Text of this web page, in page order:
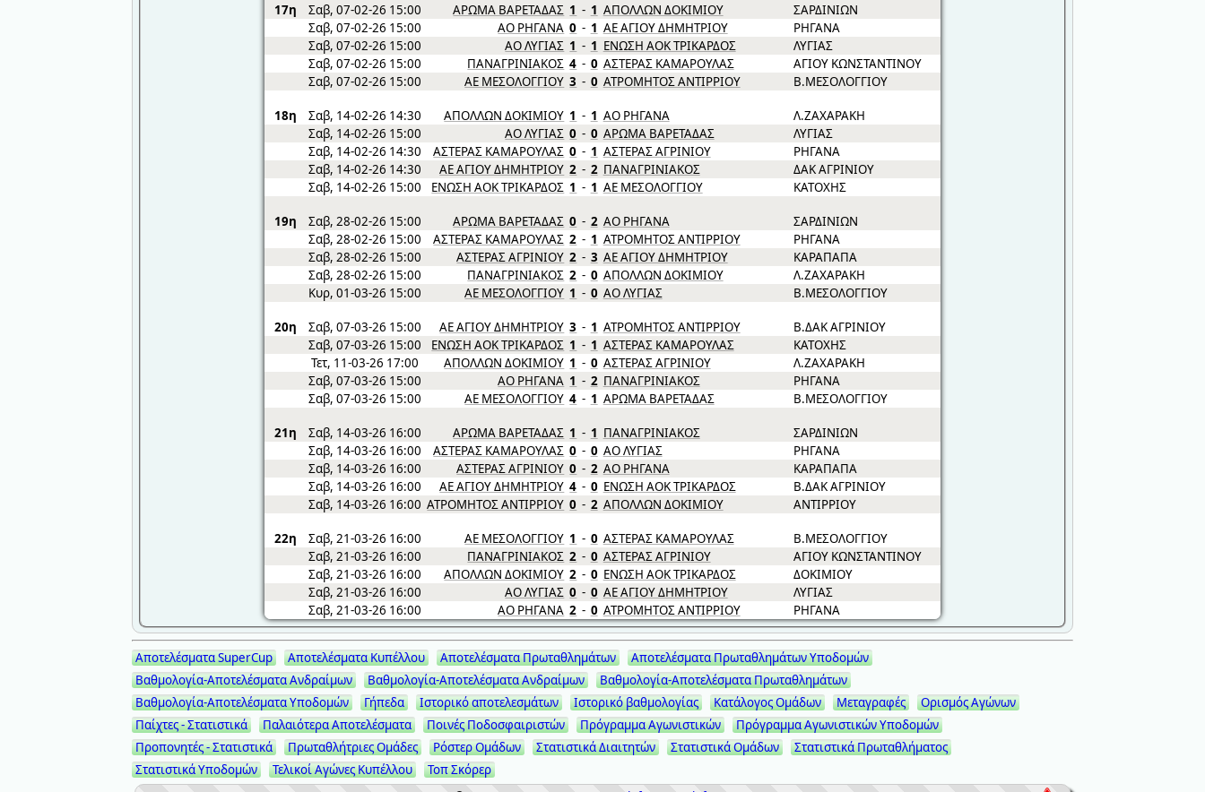
17η Σαβ, 07-02-26 15:00 ΑΡΩΜΑ ΒΑΡΕΤΑΔΑΣ 1 - 1 ΑΠΟΛΛΩΝ ΔΟΚΙΜΙΟΥ
ΣΑΡΔΙΝΙΩΝ
Σαβ, 07-02-26 15:00
ΑΟ ΡΗΓΑΝΑ 0 - 1 ΑΕ ΑΓΙΟΥ ΔΗΜΗΤΡΙΟΥ
ΡΗΓΑΝΑ
Σαβ, 07-02-26 15:00
ΑΟ ΛΥΓΙΑΣ 1 - 1 ΕΝΩΣΗ ΑΟΚ ΤΡΙΚΑΡΔΟΣ
ΛΥΓΙΑΣ
Σαβ, 07-02-26 15:00
ΠΑΝΑΓΡΙΝΙΑΚΟΣ 4 - 0 ΑΣΤΕΡΑΣ ΚΑΜΑΡΟΥΛΑΣ
ΑΓΙΟΥ ΚΩΝΣΤΑΝΤΙΝΟΥ
Σαβ, 07-02-26 15:00
ΑΕ ΜΕΣΟΛΟΓΓΙΟΥ 3 - 0 ΑΤΡΟΜΗΤΟΣ ΑΝΤΙΡΡΙΟΥ Β.ΜΕΣΟΛΟΓΓΙΟΥ
18η Σαβ, 14-02-26 14:30 ΑΠΟΛΛΩΝ ΔΟΚΙΜΙΟΥ 1 - 1 ΑΟ ΡΗΓΑΝΑ
Λ.ΖΑΧΑΡΑΚΗ
Σαβ, 14-02-26 15:00
ΑΟ ΛΥΓΙΑΣ 0 - 0 ΑΡΩΜΑ ΒΑΡΕΤΑΔΑΣ
ΛΥΓΙΑΣ
Σαβ, 14-02-26 14:30
ΑΣΤΕΡΑΣ ΚΑΜΑΡΟΥΛΑΣ 0 - 1 ΑΣΤΕΡΑΣ ΑΓΡΙΝΙΟΥ
ΡΗΓΑΝΑ
Σαβ, 14-02-26 14:30
ΑΕ ΑΓΙΟΥ ΔΗΜΗΤΡΙΟΥ 2 - 2 ΠΑΝΑΓΡΙΝΙΑΚΟΣ
ΔΑΚ ΑΓΡΙΝΙΟΥ
Σαβ, 14-02-26 15:00
ΕΝΩΣΗ ΑΟΚ ΤΡΙΚΑΡΔΟΣ 1 - 1 ΑΕ ΜΕΣΟΛΟΓΓΙΟΥ ΚΑΤΟΧΗΣ
19η Σαβ, 28-02-26 15:00 ΑΡΩΜΑ ΒΑΡΕΤΑΔΑΣ 0 - 2 ΑΟ ΡΗΓΑΝΑ
ΣΑΡΔΙΝΙΩΝ
Σαβ, 28-02-26 15:00
ΑΣΤΕΡΑΣ ΚΑΜΑΡΟΥΛΑΣ 2 - 1 ΑΤΡΟΜΗΤΟΣ ΑΝΤΙΡΡΙΟΥ
ΡΗΓΑΝΑ
Σαβ, 28-02-26 15:00
ΑΣΤΕΡΑΣ ΑΓΡΙΝΙΟΥ 2 - 3 ΑΕ ΑΓΙΟΥ ΔΗΜΗΤΡΙΟΥ
ΚΑΡΑΠΑΠΑ
Σαβ, 28-02-26 15:00
ΠΑΝΑΓΡΙΝΙΑΚΟΣ 2 - 0 ΑΠΟΛΛΩΝ ΔΟΚΙΜΙΟΥ
Λ.ΖΑΧΑΡΑΚΗ
Κυρ, 01-03-26 15:00
ΑΕ ΜΕΣΟΛΟΓΓΙΟΥ 1 - 0 ΑΟ ΛΥΓΙΑΣ Β.ΜΕΣΟΛΟΓΓΙΟΥ
20η Σαβ, 07-03-26 15:00 ΑΕ ΑΓΙΟΥ ΔΗΜΗΤΡΙΟΥ 3 - 1 ΑΤΡΟΜΗΤΟΣ ΑΝΤΙΡΡΙΟΥ
Β.ΔΑΚ ΑΓΡΙΝΙΟΥ
Σαβ, 07-03-26 15:00
ΕΝΩΣΗ ΑΟΚ ΤΡΙΚΑΡΔΟΣ 1 - 1 ΑΣΤΕΡΑΣ ΚΑΜΑΡΟΥΛΑΣ
ΚΑΤΟΧΗΣ
Τετ, 11-03-26 17:00
ΑΠΟΛΛΩΝ ΔΟΚΙΜΙΟΥ 1 - 0 ΑΣΤΕΡΑΣ ΑΓΡΙΝΙΟΥ
Λ.ΖΑΧΑΡΑΚΗ
Σαβ, 07-03-26 15:00
ΑΟ ΡΗΓΑΝΑ 1 - 2 ΠΑΝΑΓΡΙΝΙΑΚΟΣ
ΡΗΓΑΝΑ
Σαβ, 07-03-26 15:00
ΑΕ ΜΕΣΟΛΟΓΓΙΟΥ 4 - 1 ΑΡΩΜΑ ΒΑΡΕΤΑΔΑΣ Β.ΜΕΣΟΛΟΓΓΙΟΥ
21η Σαβ, 14-03-26 16:00 ΑΡΩΜΑ ΒΑΡΕΤΑΔΑΣ 1 - 1 ΠΑΝΑΓΡΙΝΙΑΚΟΣ
ΣΑΡΔΙΝΙΩΝ
Σαβ, 14-03-26 16:00
ΑΣΤΕΡΑΣ ΚΑΜΑΡΟΥΛΑΣ 0 - 0 ΑΟ ΛΥΓΙΑΣ
ΡΗΓΑΝΑ
Σαβ, 14-03-26 16:00
ΑΣΤΕΡΑΣ ΑΓΡΙΝΙΟΥ 0 - 2 ΑΟ ΡΗΓΑΝΑ
ΚΑΡΑΠΑΠΑ
Σαβ, 14-03-26 16:00
ΑΕ ΑΓΙΟΥ ΔΗΜΗΤΡΙΟΥ 4 - 0 ΕΝΩΣΗ ΑΟΚ ΤΡΙΚΑΡΔΟΣ
Β.ΔΑΚ ΑΓΡΙΝΙΟΥ
Σαβ, 14-03-26 16:00 ΑΤΡΟΜΗΤΟΣ ΑΝΤΙΡΡΙΟΥ 0 - 2 ΑΠΟΛΛΩΝ ΔΟΚΙΜΙΟΥ ΑΝΤΙΡΡΙΟΥ
22η Σαβ, 21-03-26 16:00 ΑΕ ΜΕΣΟΛΟΓΓΙΟΥ 1 - 0 ΑΣΤΕΡΑΣ ΚΑΜΑΡΟΥΛΑΣ
Β.ΜΕΣΟΛΟΓΓΙΟΥ
Σαβ, 21-03-26 16:00
ΠΑΝΑΓΡΙΝΙΑΚΟΣ 2 - 0 ΑΣΤΕΡΑΣ ΑΓΡΙΝΙΟΥ
ΑΓΙΟΥ ΚΩΝΣΤΑΝΤΙΝΟΥ
Σαβ, 21-03-26 16:00
ΑΠΟΛΛΩΝ ΔΟΚΙΜΙΟΥ 2 - 0 ΕΝΩΣΗ ΑΟΚ ΤΡΙΚΑΡΔΟΣ
ΔΟΚΙΜΙΟΥ
Σαβ, 21-03-26 16:00
ΑΟ ΛΥΓΙΑΣ 0 - 0 ΑΕ ΑΓΙΟΥ ΔΗΜΗΤΡΙΟΥ
ΛΥΓΙΑΣ
Σαβ, 21-03-26 16:00
ΑΟ ΡΗΓΑΝΑ 2 - 0 ΑΤΡΟΜΗΤΟΣ ΑΝΤΙΡΡΙΟΥ ΡΗΓΑΝΑ
Αποτελέσματα SuperCup Αποτελέσματα Κυπέλλου Αποτελέσματα Πρωταθλημάτων
Αποτελέσματα Πρωταθλημάτων Υποδομών
Βαθμολογία-Αποτελέσματα Ανδραίμων
Βαθμολογία-Αποτελέσματα Ανδραίμων
Βαθμολογία-Αποτελέσματα Πρωταθλημάτων
Βαθμολογία-Αποτελέσματα Υποδομών
Γήπεδα Ιστορικό αποτελεσμάτων Ιστορικό βαθμολογίας Κατάλογος Ομάδων Μεταγραφές
Ορισμός Αγώνων
Παίχτες - Στατιστικά
Παλαιότερα Αποτελέσματα Ποινές Ποδοσφαιριστών Πρόγραμμα Αγωνιστικών
Πρόγραμμα Αγωνιστικών Υποδομών
Προπονητές - Στατιστικά
Πρωταθλήτριες Ομάδες Ρόστερ Ομάδων Στατιστικά Διαιτητών Στατιστικά Ομάδων
Στατιστικά Πρωταθλήματος
Στατιστικά Υποδομών
Τελικοί Αγώνες Κυπέλλου
Τοπ Σκόρερ